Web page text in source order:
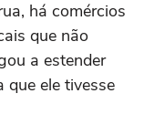
há comércios
que não
a estender
que ele tivesse